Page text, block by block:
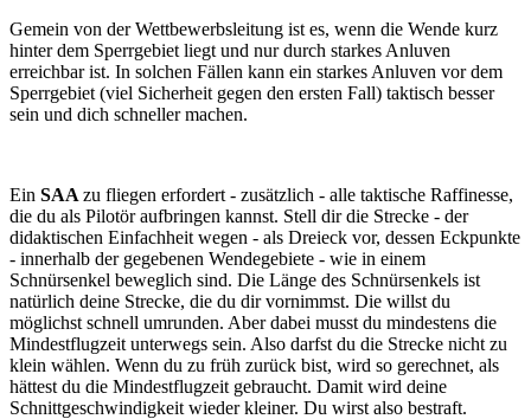
Gemein von der Wettbewerbsleitung ist es, wenn die Wende kurz
hinter dem Sperrgebiet liegt und nur durch starkes Anluven
erreichbar ist. In solchen Fällen kann ein starkes Anluven vor dem
Sperrgebiet (viel Sicherheit gegen den ersten Fall) taktisch besser
sein und dich schneller machen.
Ein SAA zu fliegen erfordert - zusätzlich - alle taktische Raffinesse,
die du als Pilotör aufbringen kannst. Stell dir die Strecke - der
didaktischen Einfachheit wegen - als Dreieck vor, dessen Eckpunkte
- innerhalb der gegebenen Wendegebiete - wie in einem
Schnürsenkel beweglich sind. Die Länge des Schnürsenkels ist
natürlich deine Strecke, die du dir vornimmst. Die willst du
möglichst schnell umrunden. Aber dabei musst du mindestens die
Mindestflugzeit unterwegs sein. Also darfst du die Strecke nicht zu
klein wählen. Wenn du zu früh zurück bist, wird so gerechnet, als
hättest du die Mindestflugzeit gebraucht. Damit wird deine
Schnittgeschwindigkeit wieder kleiner. Du wirst also bestraft.